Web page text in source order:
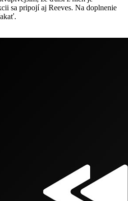
sa pripojí aj Reeves. Na doplnenie